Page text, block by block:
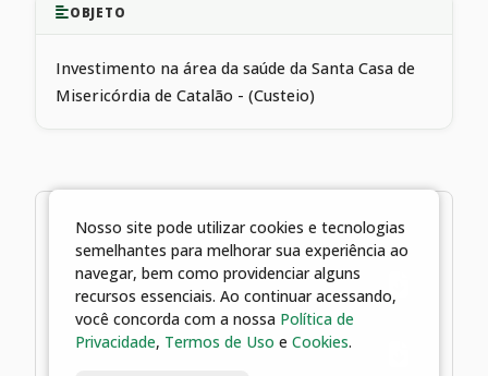
OBJETO
Investimento na área da saúde da Santa Casa de
Misericórdia de Catalão - (Custeio)
3 arquivos
26/06/2025 16:07 | Termo de
Convênio 001-2021
26/06/2025 16:07 | Portaria
Nosso site pode utilizar cookies e tecnologias
semelhantes para melhorar sua experiência ao
navegar, bem como providenciar alguns
recursos essenciais. Ao continuar acessando,
você concorda com a nossa Política de
Privacidade, Termos de Uso e Cookies.